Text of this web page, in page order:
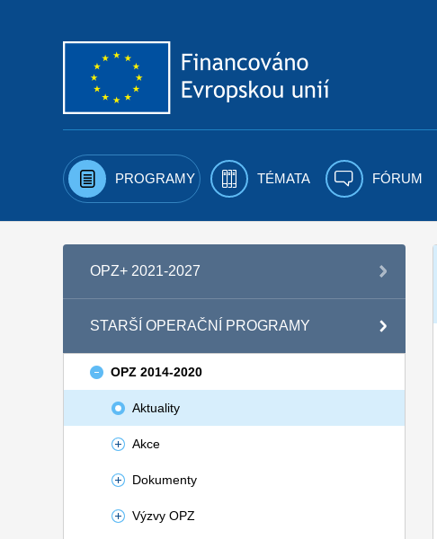
PROGRAMY TÉMATA FÓRUM
OPZ+ 2021-2027
STARŠÍ OPERAČNÍ PROGRAMY
OPZ 2014-2020
Aktuality
Akce
Dokumenty
Výzvy OPZ